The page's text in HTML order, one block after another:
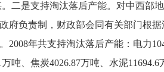
二是支持淘汰落后产能。对中西部
府负责制，财政部会同有关部门根
年共支持淘汰落后产能：电力
吨、焦炭4026.87万吨、水泥